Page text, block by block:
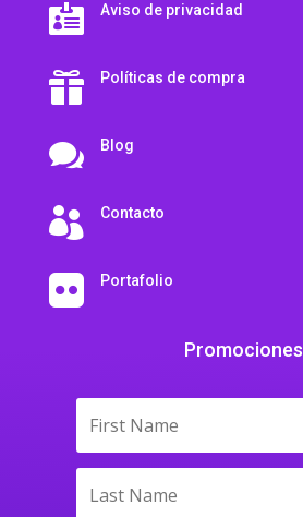
 Aviso de privacidad
 Políticas de compra
 Blog
 Contacto
 Portafolio
Promociones